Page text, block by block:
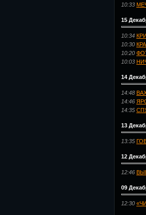
10:33
15
10:34
10:30
10:20
10:03
14
14:48
14:46
14:35
13
13:35
12
12:46
09
12:30